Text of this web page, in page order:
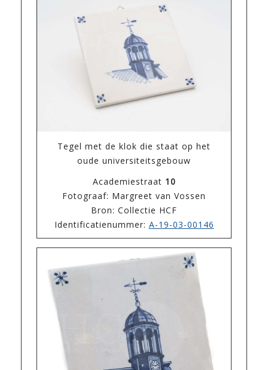
Tegel met de klok die staat op het
oude universiteitsgebouw
Academiestraat 10
Fotograaf: Margreet van Vossen
Bron: Collectie HCF
Identificatienummer: A-19-03-00146